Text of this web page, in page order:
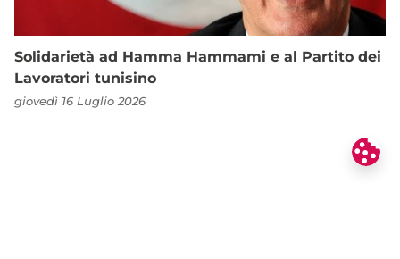
Solidarietà ad Hamma Hammami e al Partito dei
Lavoratori tunisino
giovedì 16 Luglio 2026